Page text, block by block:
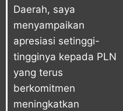
Daerah, saya
menyampaikan
apresiasi setinggi-
tingginya kepada PLN
yang terus
berkomitmen
meningkatkan